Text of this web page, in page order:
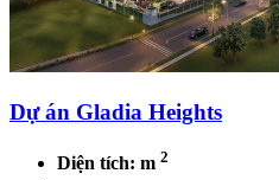
Dự án Gladia Heights
Diện tích: m 2